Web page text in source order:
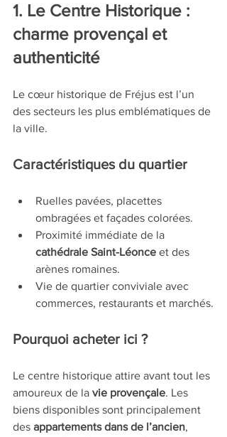
1. Le Centre Historique :
charme provençal et
authenticité
Le cœur historique de Fréjus est l’un
des secteurs les plus emblématiques de
la ville.
Caractéristiques du quartier
Ruelles pavées, placettes
ombragées et façades colorées.
Proximité immédiate de la
cathédrale Saint-Léonce et des
arènes romaines.
Vie de quartier conviviale avec
commerces, restaurants et marchés.
Pourquoi acheter ici ?
Le centre historique attire avant tout les
amoureux de la vie provençale. Les
biens disponibles sont principalement
des appartements dans de l’ancien,